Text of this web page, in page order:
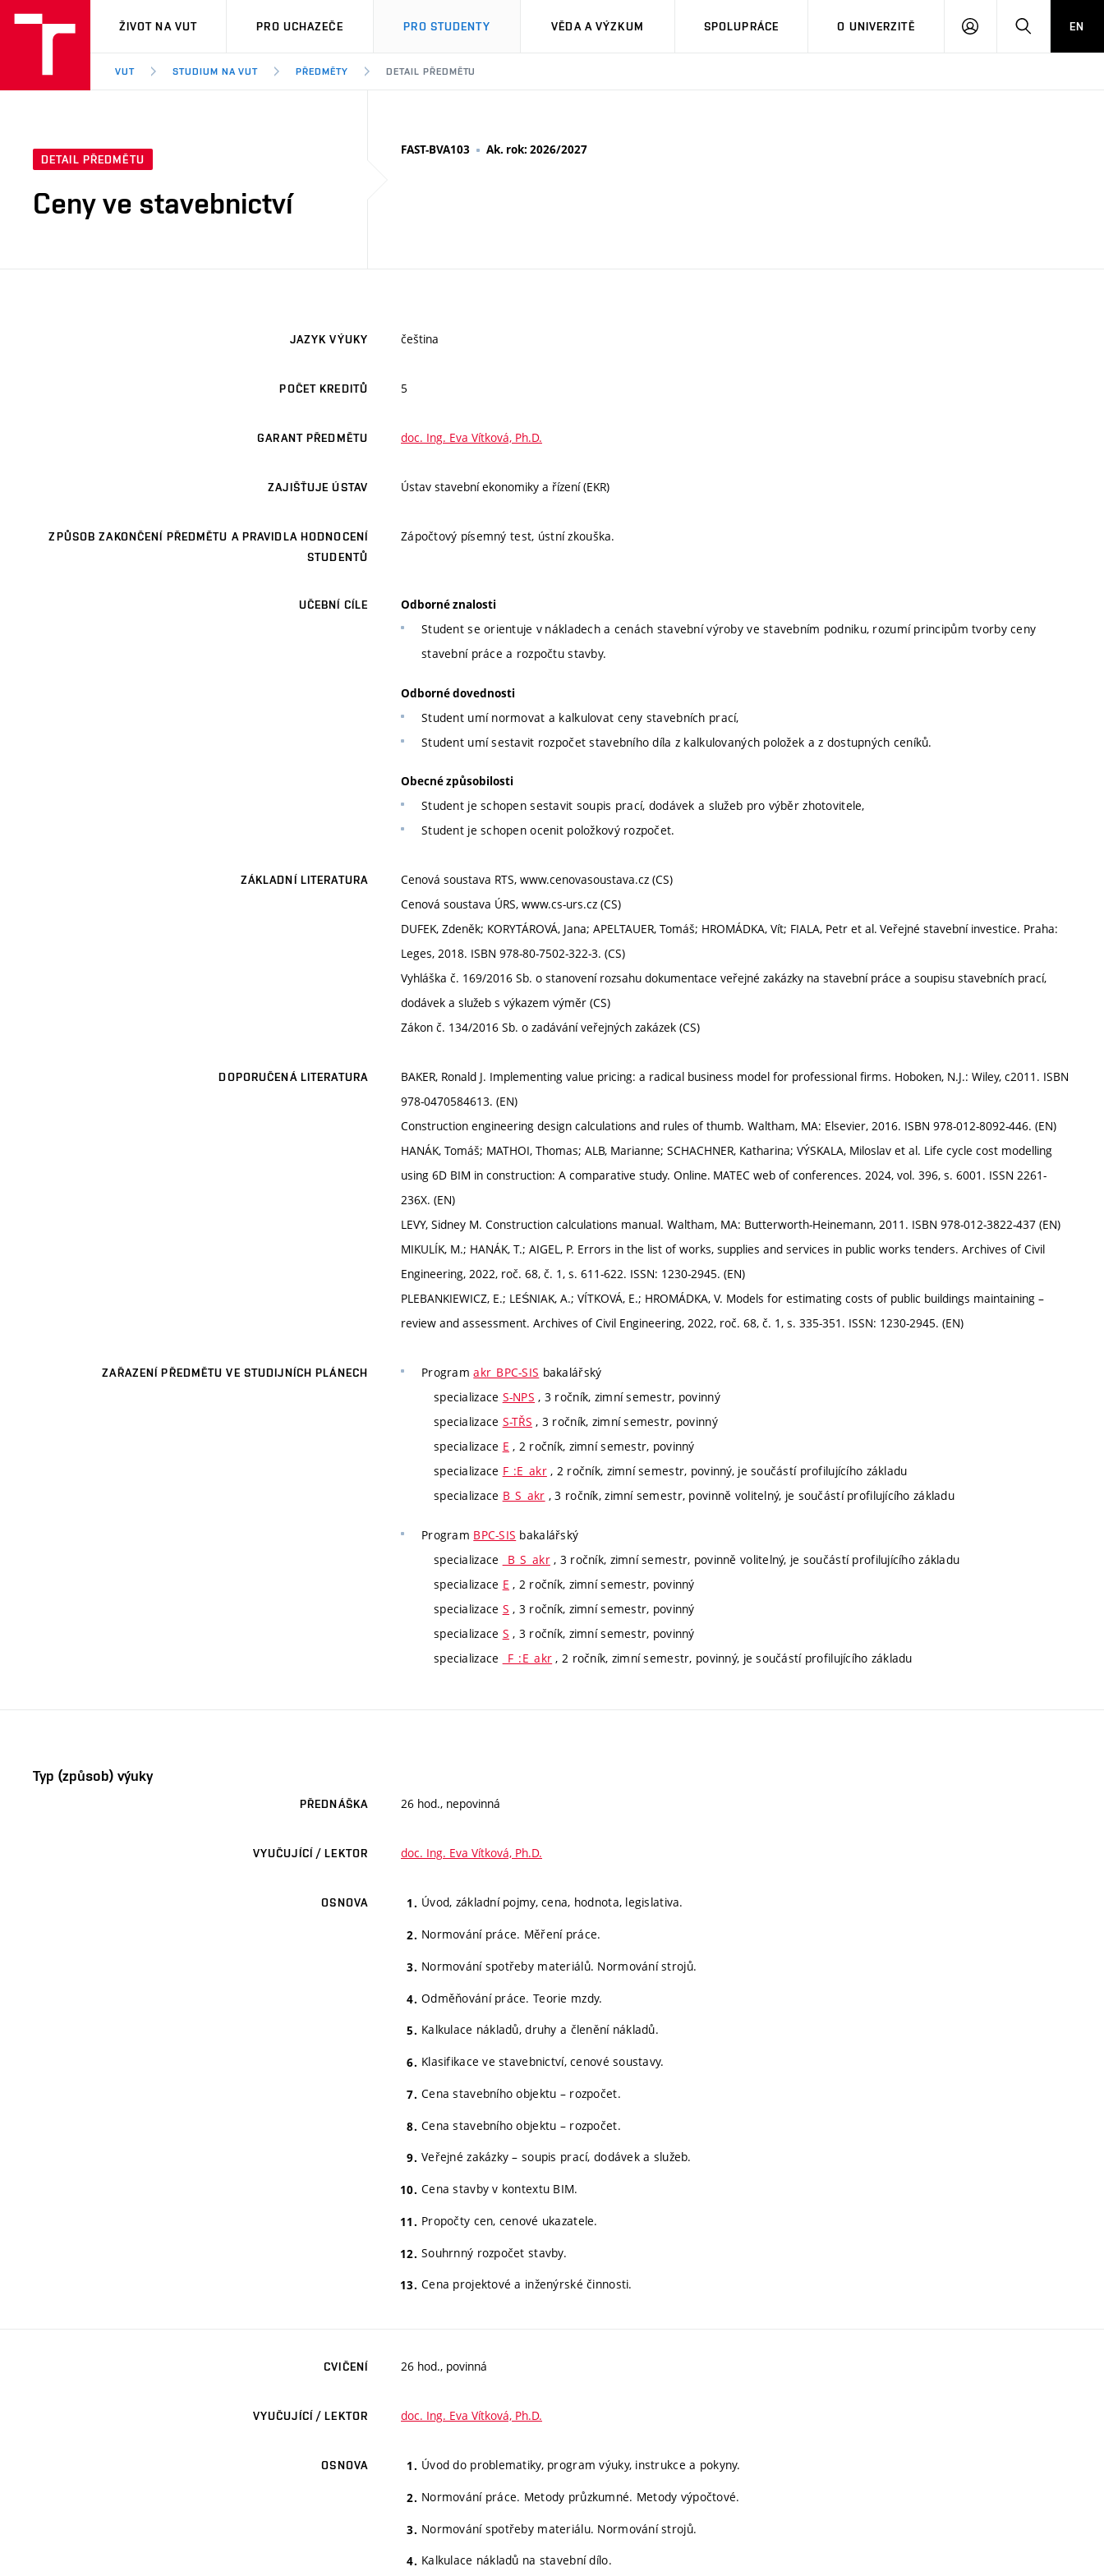
VUT
ŽIVOT NA VUT PRO UCHAZEČE PRO STUDENTY VĚDA A VÝZKUM SPOLUPRÁCE O UNIVERZITĚ
PŘIHLÁSIT HLEDATEN
VUT STUDIUM NA VUT PŘEDMĚTY DETAIL PŘEDMĚTU
DETAIL PŘEDMĚTU
Ceny ve stavebnictví
FAST-BVA103 Ak. rok: 2026/2027
JAZYK VÝUKY čeština
POČET KREDITŮ 5
GARANT PŘEDMĚTU doc. Ing. Eva Vítková, Ph.D.
ZAJIŠŤUJE ÚSTAV Ústav stavební ekonomiky a řízení (EKR)
ZPŮSOB ZAKONČENÍ PŘEDMĚTU A PRAVIDLA HODNOCENÍ
STUDENTŮ
Zápočtový písemný test, ústní zkouška.
UČEBNÍ CÍLE Odborné znalosti
Student se orientuje v nákladech a cenách stavební výroby ve stavebním podniku, rozumí principům tvorby ceny
stavební práce a rozpočtu stavby.
Odborné dovednosti
Student umí normovat a kalkulovat ceny stavebních prací,
Student umí sestavit rozpočet stavebního díla z kalkulovaných položek a z dostupných ceníků.
Obecné způsobilosti
Student je schopen sestavit soupis prací, dodávek a služeb pro výběr zhotovitele,
Student je schopen ocenit položkový rozpočet.
ZÁKLADNÍ LITERATURA
Cenová soustava RTS, www.cenovasoustava.cz (CS)
Cenová soustava ÚRS, www.cs-urs.cz (CS)
DUFEK, Zdeněk; KORYTÁROVÁ, Jana; APELTAUER, Tomáš; HROMÁDKA, Vít; FIALA, Petr et al. Veřejné stavební investice. Praha:
Leges, 2018. ISBN 978-80-7502-322-3. (CS)
Vyhláška č. 169/2016 Sb. o stanovení rozsahu dokumentace veřejné zakázky na stavební práce a soupisu stavebních prací,
dodávek a služeb s výkazem výměr (CS)
Zákon č. 134/2016 Sb. o zadávání veřejných zakázek (CS)
DOPORUČENÁ LITERATURA
BAKER, Ronald J. Implementing value pricing: a radical business model for professional firms. Hoboken, N.J.: Wiley, c2011. ISBN
978-0470584613. (EN)
Construction engineering design calculations and rules of thumb. Waltham, MA: Elsevier, 2016. ISBN 978-012-8092-446. (EN)
HANÁK, Tomáš; MATHOI, Thomas; ALB, Marianne; SCHACHNER, Katharina; VÝSKALA, Miloslav et al. Life cycle cost modelling
using 6D BIM in construction: A comparative study. Online. MATEC web of conferences. 2024, vol. 396, s. 6001. ISSN 2261-
236X. (EN)
LEVY, Sidney M. Construction calculations manual. Waltham, MA: Butterworth-Heinemann, 2011. ISBN 978-012-3822-437 (EN)
MIKULÍK, M.; HANÁK, T.; AIGEL, P. Errors in the list of works, supplies and services in public works tenders. Archives of Civil
Engineering, 2022, roč. 68, č. 1, s. 611-622. ISSN: 1230-2945. (EN)
PLEBANKIEWICZ, E.; LEŚNIAK, A.; VÍTKOVÁ, E.; HROMÁDKA, V. Models for estimating costs of public buildings maintaining –
review and assessment. Archives of Civil Engineering, 2022, roč. 68, č. 1, s. 335-351. ISSN: 1230-2945. (EN)
ZAŘAZENÍ PŘEDMĚTU VE STUDIJNÍCH PLÁNECH Programakr_BPC-SIS bakalářský
specializace S-NPS , 3 ročník, zimní semestr, povinný
specializace S-TŘS , 3 ročník, zimní semestr, povinný
specializace E , 2 ročník, zimní semestr, povinný
specializace F_:E_akr, 2 ročník, zimní semestr, povinný, je součástí profilujícího základu
specializace B_S_akr , 3 ročník, zimní semestr, povinně volitelný, je součástí profilujícího základu
Program BPC-SIS bakalářský
specializace
_B_S_akr, 3 ročník, zimní semestr, povinně volitelný, je součástí profilujícího základu
specializace E , 2 ročník, zimní semestr, povinný
specializace S , 3 ročník, zimní semestr, povinný
specializace S , 3 ročník, zimní semestr, povinný
specializace
_F_:E_akr , 2 ročník, zimní semestr, povinný, je součástí profilujícího základu
Typ (způsob) výuky
PŘEDNÁŠKA 26 hod., nepovinná
VYUČUJÍCÍ / LEKTOR doc. Ing. Eva Vítková, Ph.D.
OSNOVA Úvod, základní pojmy, cena, hodnota, legislativa.
Normování práce. Měření práce.
Normování spotřeby materiálů. Normování strojů.
Odměňování práce. Teorie mzdy.
Kalkulace nákladů, druhy a členění nákladů.
Klasifikace ve stavebnictví, cenové soustavy.
Cena stavebního objektu – rozpočet.
Cena stavebního objektu – rozpočet.
Veřejné zakázky – soupis prací, dodávek a služeb.
Cena stavby v kontextu BIM.
Propočty cen, cenové ukazatele.
Souhrnný rozpočet stavby.
Cena projektové a inženýrské činnosti.
CVIČENÍ 26 hod., povinná
VYUČUJÍCÍ / LEKTOR doc. Ing. Eva Vítková, Ph.D.
OSNOVA Úvod do problematiky, program výuky, instrukce a pokyny.
Normování práce. Metody průzkumné. Metody výpočtové.
Normování spotřeby materiálu. Normování strojů.
Kalkulace nákladů na stavební dílo.